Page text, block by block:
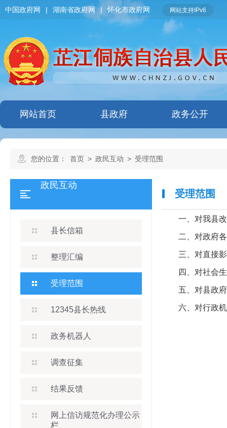
中国政府网 | 湖南省政府网 | 怀化市政府网 网站支持IPv6
网站首页 县政府 政务公开
您的位置： 首页 > 政民互动 > 受理范围
政民互动
县长信箱
整理汇编
受理范围
12345县长热线
政务机器人
调查征集
结果反馈
网上信访规范化办理公示
栏
受理范围
一、对我县
二、对政府
三、对直接
四、对社会
五、对县政
六、对行政